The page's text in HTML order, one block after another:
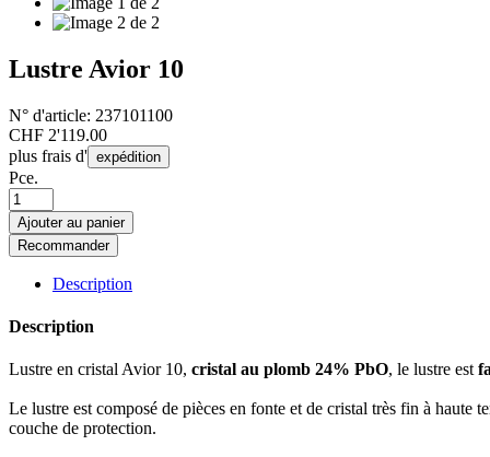
Lustre Avior 10
N° d'article: 237101100
CHF 2'119.00
plus frais d' expédition
Pce.
Ajouter au panier
Recommander
Description
Description
Lustre en cristal Avior 10, cristal au plomb 24% PbO, le lustre est
Le lustre est composé de pièces en fonte et de cristal très fin à
couche de protection.